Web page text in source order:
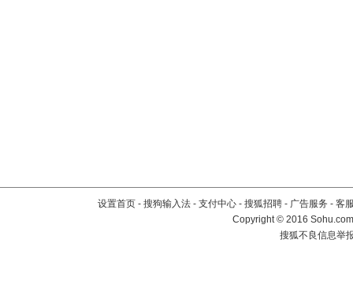
设置首页 - 搜狗输入法 - 支付中心 - 搜狐招聘 - 广告服务 - 客
Copyright©2016
搜狐不良信息举